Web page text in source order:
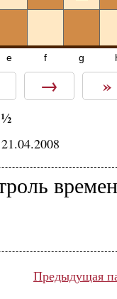
e f g
→ »
½
Предыдущая